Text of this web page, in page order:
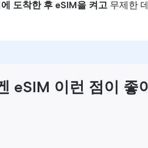
도착한 후 eSIM을 켜고 무제한
eSIM 이런 점이 좋